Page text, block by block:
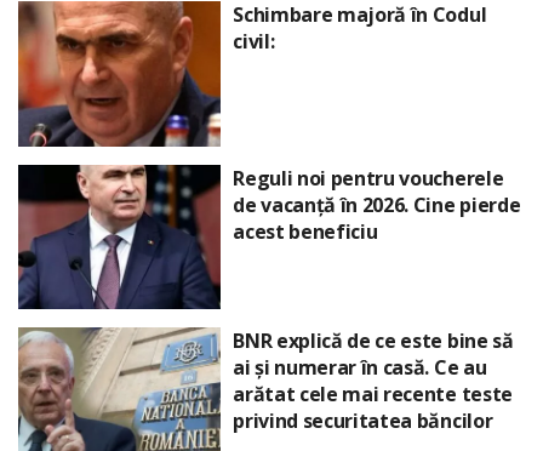
Schimbare majoră în Codul
civil:
Reguli noi pentru voucherele
de vacanță în 2026. Cine pierde
acest beneficiu
BNR explică de ce este bine să
ai și numerar în casă. Ce au
arătat cele mai recente teste
privind securitatea băncilor